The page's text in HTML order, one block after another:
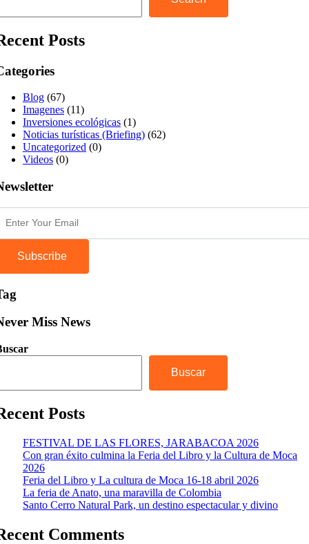
Posts
Blog (67)
Imagenes (11)
Inversiones ecológicas (1)
Noticias turísticas (Briefing) (62)
Uncategorized (0)
Videos (0)
Subscribe
Miss News
Buscar
Posts
FESTIVAL DE LAS FLORES, JARABACOA 2026
Con gran éxito culmina la Feria del Libro y la Cultura de Moca
2026
Feria del Libro y La cultura de Moca 16-18 abril 2026
La feria de Anato, una maravilla de Colombia
Santo Cerro Natural Park, un destino espectacular y divino
Comments